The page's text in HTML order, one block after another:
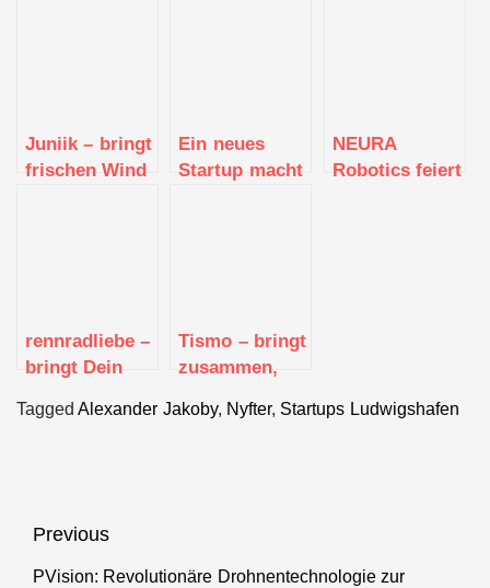
Juniik – bringt
frischen Wind
Ein neues
Startup macht
NEURA
Robotics feiert
rennradliebe –
bringt Dein
wieder auf die
Tismo – bringt
zusammen,
zusammen
TaggedAlexander Jakoby, Nyfter, Startups Ludwigshafen
Beitragsnavigation
Previous
Previous
PVision: Revolutionäre Drohnentechnologie zur